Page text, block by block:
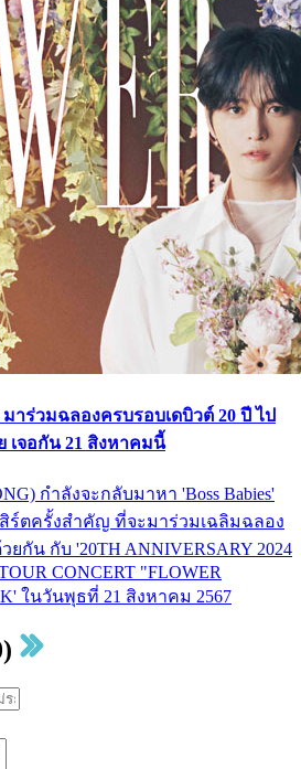
าร่วมฉลองครบรอบเดบิวต์ 20 ปี ไป
เจอกัน 21 สิงหาคมนี้
กำลังจะกลับมาหา 'Boss Babies'
ร์ตครั้งสำคัญ ที่จะมาร่วมเฉลิมฉลอง
ยกัน กับ '20TH ANNIVERSARY 2024
CONCERT "FLOWER
ในวันพุธที่ 21 สิงหาคม 2567